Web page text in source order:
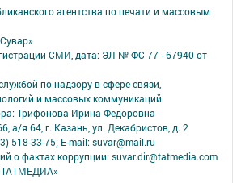
агентства по печати и массовым
СМИ, дата: ЭЛ № ФС 77 - 67940 от
по надзору в сфере связи,
и массовых коммуникаций
Трифонова Ирина Федоровна
а/я 64, г. Казань, ул. Декабристов, д. 2
518-33-75; E-mail: suvar@mail.ru
о фактах коррупции: suvar.dir@tatmedia.com